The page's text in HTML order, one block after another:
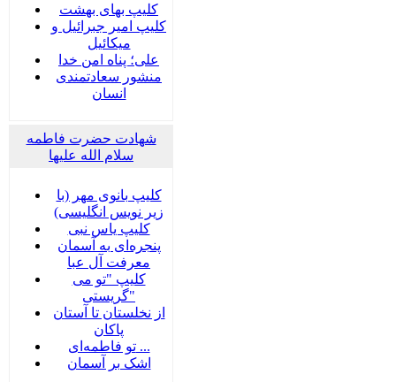
کلیپ بهای بهشت
کلیپ امیر جبرائیل و
میکائیل
علی؛ پناه امن خدا
منشور سعادتمندی
انسان
شهادت حضرت فاطمه
سلام الله علیها
کلیپ بانوی مهر (با
زیر نویس انگلیسی)
کلیپ یاس نبی
پنجره‌ای به آسمان
معرفت آل عبا
کلیپ "تو می
گریستی"
از نخلستان تا آستان
پاکان
تو فاطمه‌ای ...
اشک بر آسمان